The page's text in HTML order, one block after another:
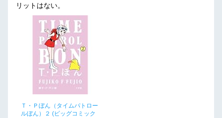
リットはない。
Ｔ・Ｐぼん（タイムパトロー
ルぼん）２ (ビッグコミック